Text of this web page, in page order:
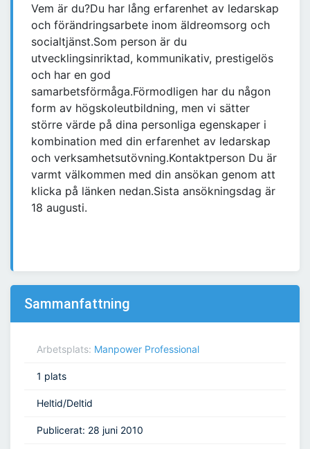
Vem är du?Du har lång erfarenhet av ledarskap
och förändringsarbete inom äldreomsorg och
socialtjänst.Som person är du
utvecklingsinriktad, kommunikativ, prestigelös
och har en god
samarbetsförmåga.Förmodligen har du någon
form av högskoleutbildning, men vi sätter
större värde på dina personliga egenskaper i
kombination med din erfarenhet av ledarskap
och verksamhetsutövning.Kontaktperson Du är
varmt välkommen med din ansökan genom att
klicka på länken nedan.Sista ansökningsdag är
18 augusti.
Sammanfattning
Arbetsplats: Manpower Professional
1 plats
Heltid/Deltid
Publicerat: 28 juni 2010